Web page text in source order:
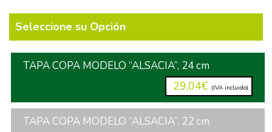
Seleccione su Opción
TAPA COPA MODELO “ALSACIA”, 24 cm
29,04€ (IVA incluido)
TAPA COPA MODELO “ALSACIA”, 22 cm